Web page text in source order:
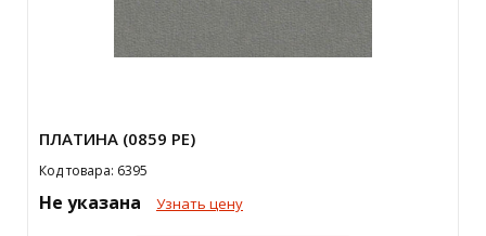
ПЛАТИНА (0859 PE)
Код товара: 6395
Не указана Узнать цену